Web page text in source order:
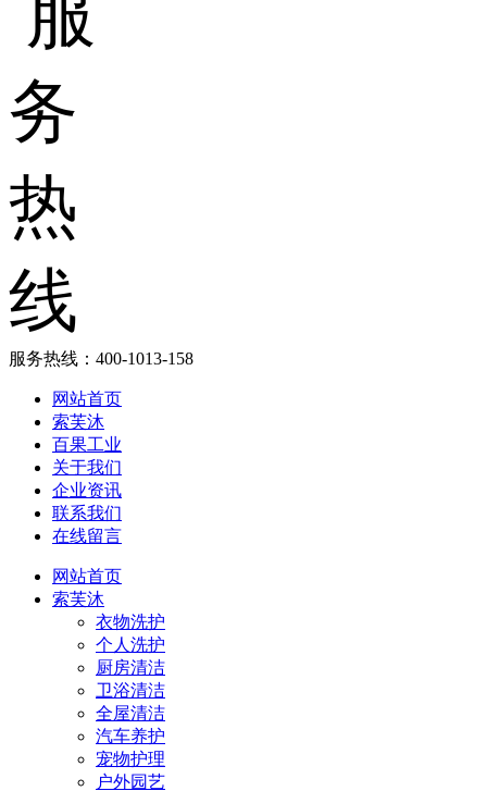
服务热线： 400-1013-158
网站首页
索芙沐
百果工业
关于我们
企业资讯
联系我们
在线留言
网站首页
索芙沐
衣物洗护
个人洗护
厨房清洁
卫浴清洁
全屋清洁
汽车养护
宠物护理
户外园艺